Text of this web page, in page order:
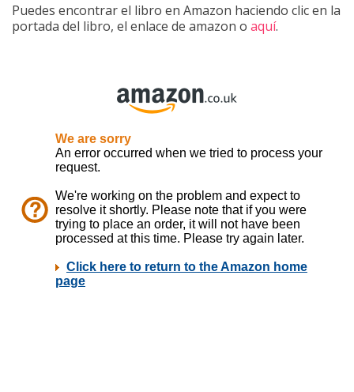
Puedes encontrar el libro en Amazon haciendo clic en la
portada del libro, el enlace de amazon o aquí.